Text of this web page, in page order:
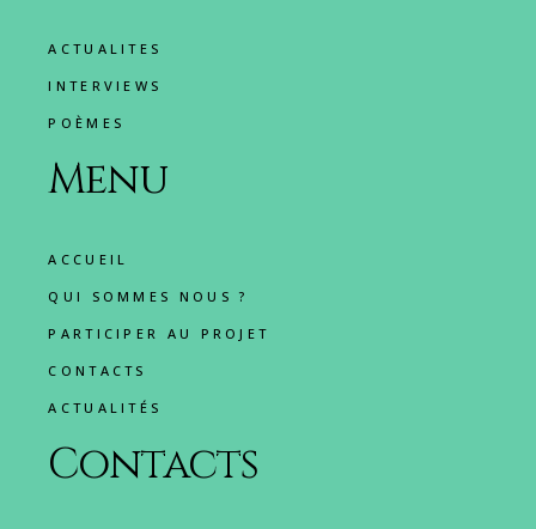
ACTUALITES
INTERVIEWS
POÈMES
Menu
ACCUEIL
QUI SOMMES NOUS ?
PARTICIPER AU PROJET
CONTACTS
ACTUALITÉS
Contacts